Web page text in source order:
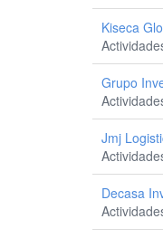
Kiseca
Grupo
Jmj
Decasa